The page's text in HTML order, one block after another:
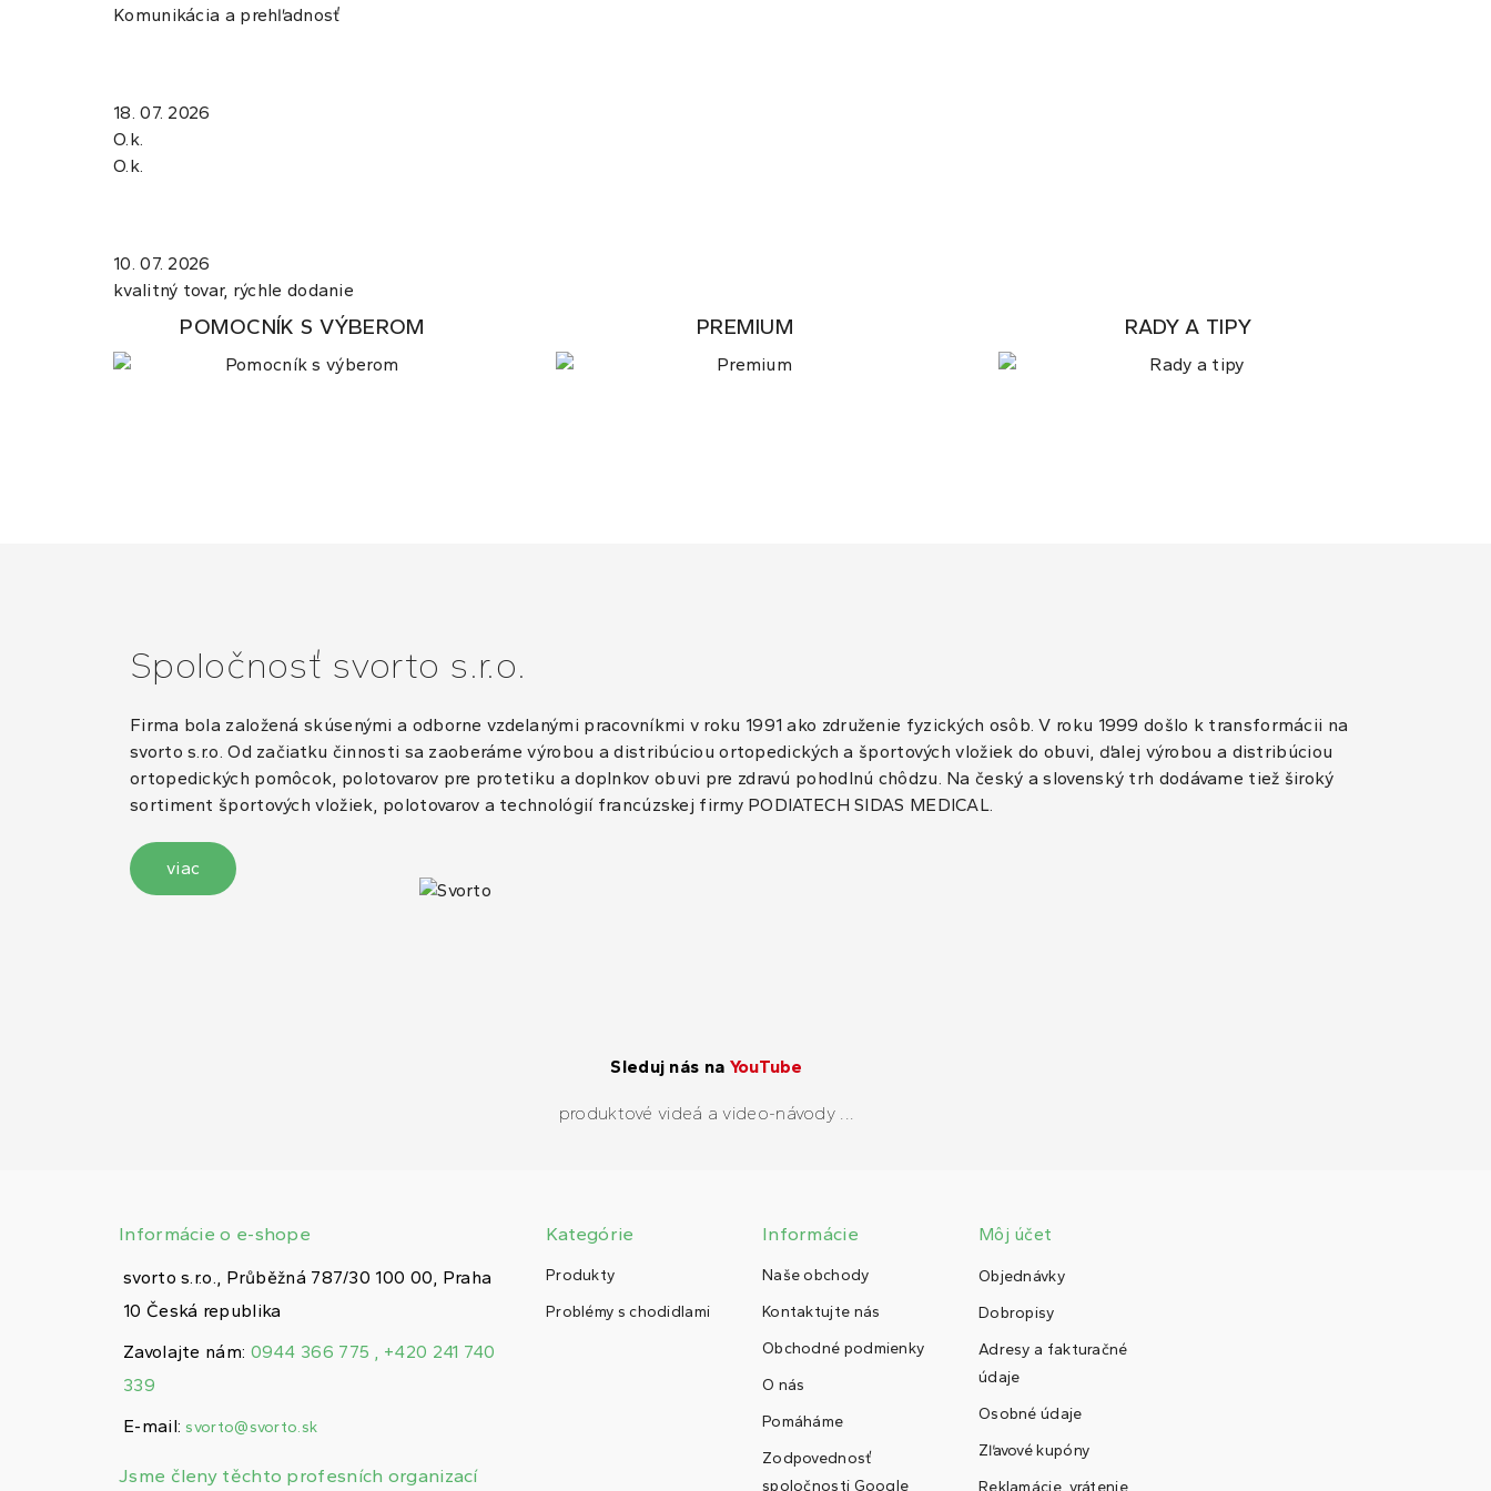
Komunikácia a prehľadnosť
18. 07. 2026
O.k.
O.k.
10. 07. 2026
kvalitný tovar, rýchle dodanie
POMOCNÍK S VÝBEROM PREMIUM RADY A TIPY
Spoločnosť svorto s.r.o.
Firma bola založená skúsenými a odborne vzdelanými pracovníkmi v roku 1991 ako združenie fyzických osôb. V roku 1999 došlo k transformácii na
svorto s.r.o. Od začiatku činnosti sa zaoberáme výrobou a distribúciou ortopedických a športových vložiek do obuvi, ďalej výrobou a distribúciou
ortopedických pomôcok, polotovarov pre protetiku a doplnkov obuvi pre zdravú pohodlnú chôdzu. Na český a slovenský trh dodávame tiež široký
sortiment športových vložiek, polotovarov a technológií francúzskej firmy PODIATECH SIDAS MEDICAL.
viac
Sleduj nás na YouTube
produktové videá a video-návody ...
Informácie o e-shope
svorto s.r.o., Průběžná 787/30 100 00, Praha
10 Česká republika
Zavolajte nám: 0944 366 775 , +420 241 740
339
E-mail: svorto@svorto.sk
Jsme členy těchto profesních organizací
Kategórie
Produkty
Problémy s chodidlami
Informácie
Naše obchody
Kontaktujte nás
Obchodné podmienky
O nás
Pomáháme
Zodpovednosť
spoločnosti Google
Môj účet
Objednávky
Dobropisy
Adresy a fakturačné
údaje
Osobné údaje
Zľavové kupóny